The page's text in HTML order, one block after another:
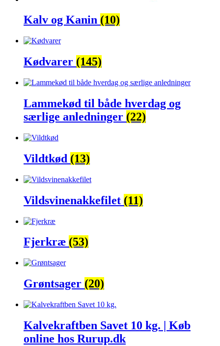
Kalv og Kanin (10)
Kødvarer (145)
Lammekød til både hverdag og
særlige anledninger (22)
Vildtkød (13)
Vildsvinenakkefilet (11)
Fjerkræ (53)
Grøntsager (20)
Kalvekraftben Savet 10 kg. | Køb
online hos Rurup.dk